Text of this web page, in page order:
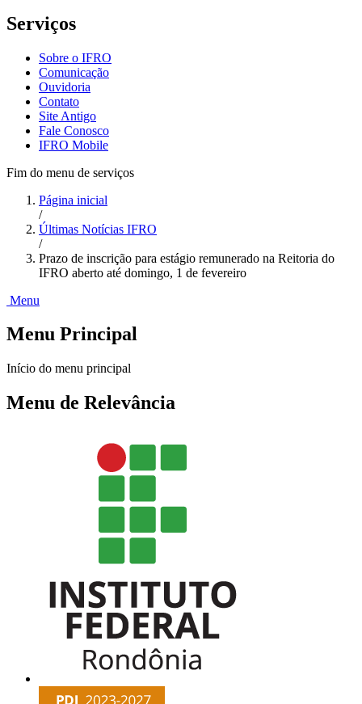
Serviços
Sobre o IFRO
Comunicação
Ouvidoria
Contato
Site Antigo
Fale Conosco
IFRO Mobile
Fim do menu de serviços
Página inicial
/
Últimas Notícias IFRO
/
Prazo de inscrição para estágio remunerado na Reitoria do
IFRO aberto até domingo, 1 de fevereiro
Menu
Menu Principal
Início do menu principal
Menu de Relevância